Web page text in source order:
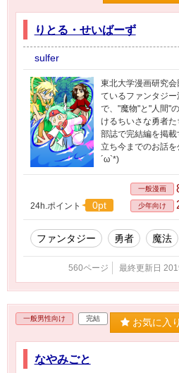
りとる・せいばーず
sulfer
東北大学漫画研究
ているファンタジ
で、"魔物"と"人間"
けるちいさな勇者
部誌で完結編を掲
立ち今までのお話
´ω`*)
24h.ポイント 0pt
一般漫画
少年向け
ファンタジー 勇者 魔法
560ページ 最終更新日
一般男性向け 完結 お気に入
なやみごと